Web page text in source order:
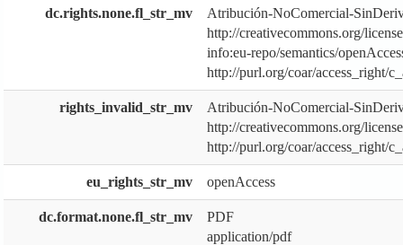
dc.rights.none.fl_str_mv
Atribución-NoComercial-
http://creativecommons.org/
info:eu-repo/semantics/
http://purl.org/coar/access_right/
rights_invalid_str_mv
Atribución-NoComercial-
http://creativecommons.org/
http://purl.org/coar/access_right/
eu_rights_str_mv openAccess
dc.format.none.fl_str_mv
PDF
application/pdf